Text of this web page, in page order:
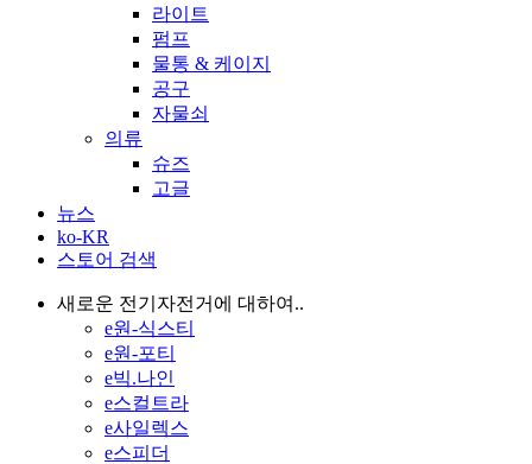
라이트
펌프
물통 & 케이지
공구
자물쇠
의류
슈즈
고글
뉴스
ko-KR
스토어 검색
새로운 전기자전거에 대하여..
e원-식스티
e원-포티
e빅.나인
e스컬트라
e사일렉스
e스피더